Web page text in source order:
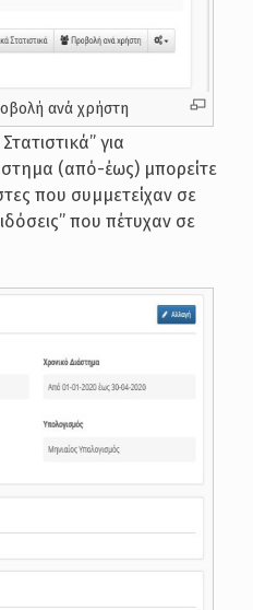
ανά χρήστη
για
(από-έως) μπορείτε
που συμμετείχαν σε
που πέτυχαν σε